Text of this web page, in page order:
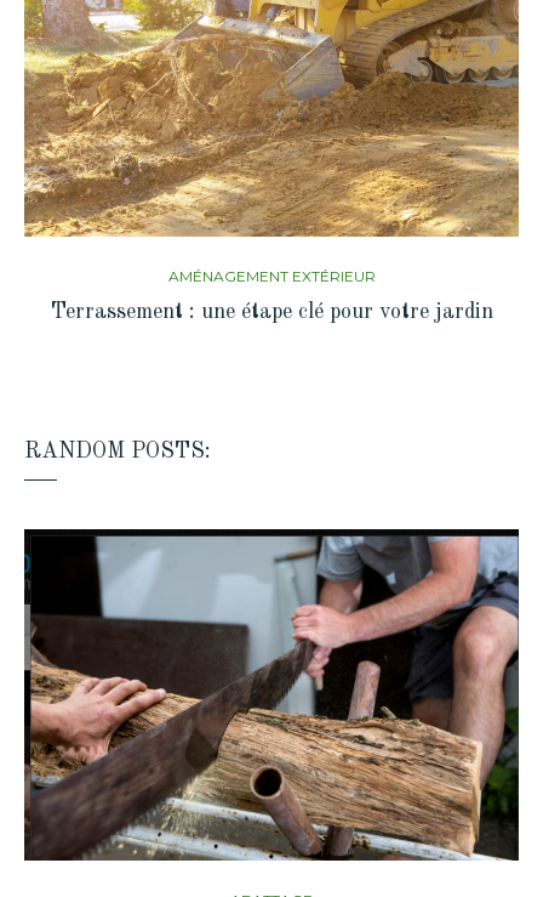
AMÉNAGEMENT EXTÉRIEUR
Terrassement : une étape clé pour votre jardin
RANDOM POSTS: